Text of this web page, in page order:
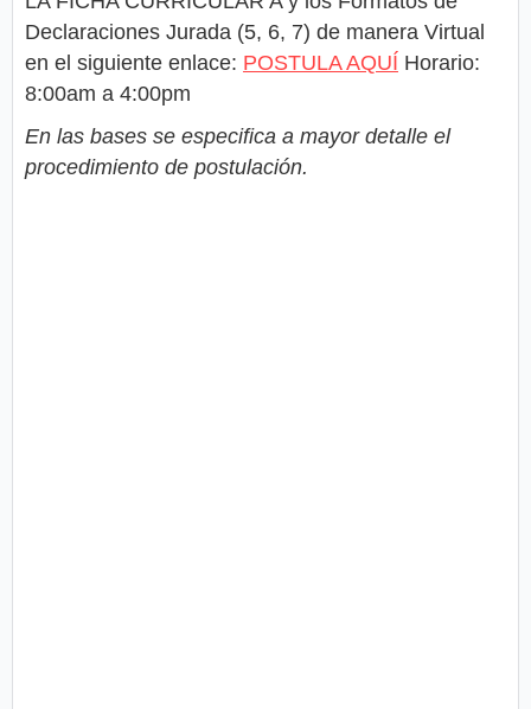
Declaraciones Jurada (5, 6, 7) de manera Virtual
en el siguiente enlace: POSTULA AQUÍ Horario:
8:00am a 4:00pm
En las bases se especifica a mayor detalle el
procedimiento de postulación.